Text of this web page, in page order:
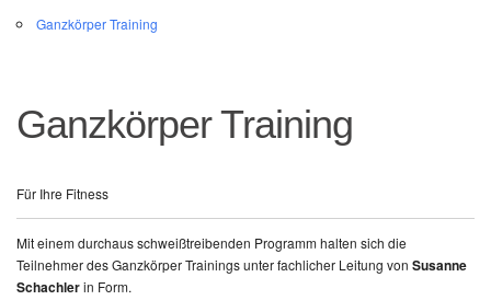
Ganzkörper Training
Ganzkörper Training
Für Ihre Fitness
Mit einem durchaus schweißtreibenden Programm halten sich die
Teilnehmer des Ganzkörper Trainings unter fachlicher Leitung von Susanne
Schachlerin Form.